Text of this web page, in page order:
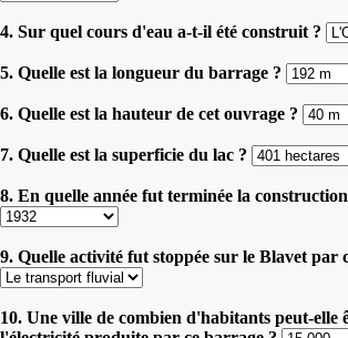
4. Sur quel cours d'eau a-t-il été construit ?
5. Quelle est la longueur du barrage ?
6. Quelle est la hauteur de cet ouvrage ?
7. Quelle est la superficie du lac ?
8. En quelle année fut terminée la
9. Quelle activité fut stoppée sur le Blavet par
10. Une ville de combien d'habitants peut-elle